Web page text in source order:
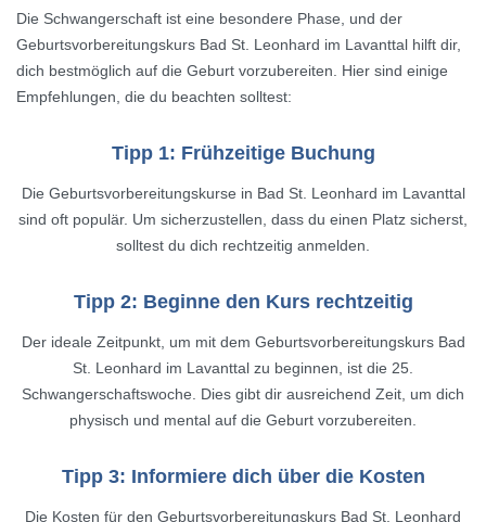
Die Schwangerschaft ist eine besondere Phase, und der
Geburtsvorbereitungskurs Bad St. Leonhard im Lavanttal hilft dir,
dich bestmöglich auf die Geburt vorzubereiten. Hier sind einige
Empfehlungen, die du beachten solltest:
Tipp 1: Frühzeitige Buchung
Die Geburtsvorbereitungskurse in Bad St. Leonhard im Lavanttal
sind oft populär. Um sicherzustellen, dass du einen Platz sicherst,
solltest du dich rechtzeitig anmelden.
Tipp 2: Beginne den Kurs rechtzeitig
Der ideale Zeitpunkt, um mit dem Geburtsvorbereitungskurs Bad
St. Leonhard im Lavanttal zu beginnen, ist die 25.
Schwangerschaftswoche. Dies gibt dir ausreichend Zeit, um dich
physisch und mental auf die Geburt vorzubereiten.
Tipp 3: Informiere dich über die Kosten
Die Kosten für den Geburtsvorbereitungskurs Bad St. Leonhard